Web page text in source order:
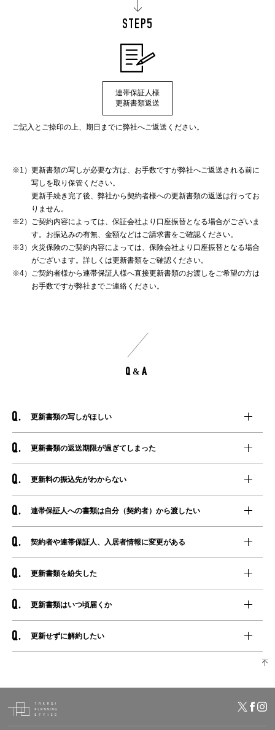
STEP5
連帯保証人様
更新書類返送
ご記入とご捺印の上、期日までに弊社へご返送ください。
※1） 更新書類の写しが必要な方は、お手数ですが弊社へご返送される前に
写しを取り保管ください。
更新手続き完了後、弊社から契約者様への更新書類の返送は行ってお
りません。
※2） ご契約内容によっては、保証会社より口座振替となる場合がございま
す。お振込みの有無、金額などはご請求書をご確認ください。
※3） 火災保険のご契約内容によっては、保険会社より口座振替となる場合
がございます。詳しくは更新書類をご確認ください。
※4） ご契約者様から連帯保証人様へ直接更新書類のお渡しをご希望の方は
お手数ですが弊社までご連絡ください。
Q&A
更新書類の写しがほしい
更新書類の返送期限が過ぎてしまった
更新料の振込先がわからない
連帯保証人への書類は自分（契約者）から渡したい
契約者や連帯保証人、入居者情報に変更がある
更新書類を紛失した
更新書類はいつ頃届くか
更新せずに解約したい